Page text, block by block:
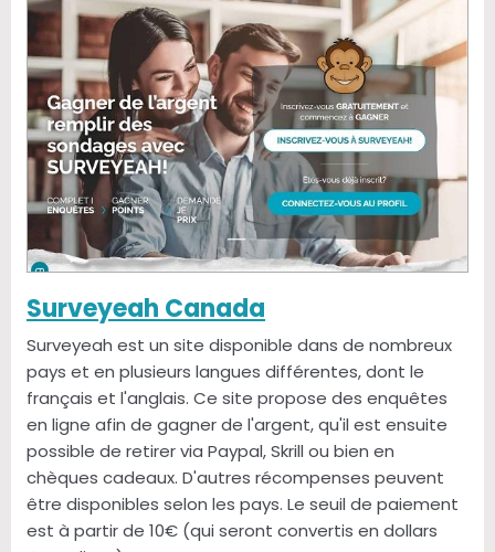
Surveyeah Canada
Surveyeah est un site disponible dans de nombreux
pays et en plusieurs langues différentes, dont le
français et l'anglais. Ce site propose des enquêtes
en ligne afin de gagner de l'argent, qu'il est ensuite
possible de retirer via Paypal, Skrill ou bien en
chèques cadeaux. D'autres récompenses peuvent
être disponibles selon les pays. Le seuil de paiement
est à partir de 10€ (qui seront convertis en dollars